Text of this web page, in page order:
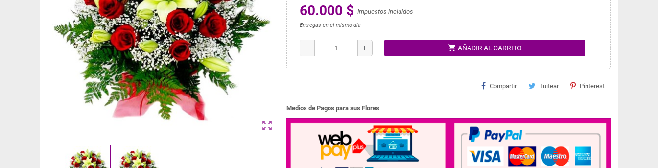
zoom_out_map
60.000 $ Impuestos incluidos
Entregas en el mismo dia
remove add shopping_cart AÑADIR AL CARRITO
Compartir Tuitear Pinterest
Medios de Pagos para sus Flores